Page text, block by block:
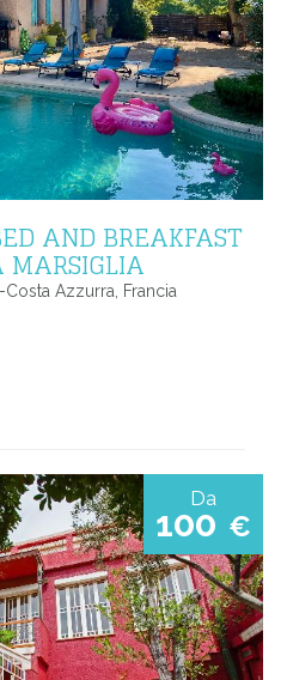
AND BREAKFAST
Azzurra, Francia
Da
100 €